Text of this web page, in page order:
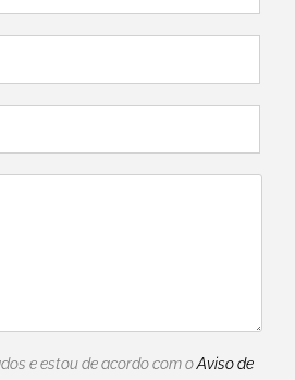
e estou de acordo com o Aviso de